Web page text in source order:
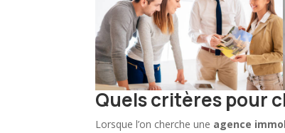
Quels critères pour
Lorsque l’on cherche une agence